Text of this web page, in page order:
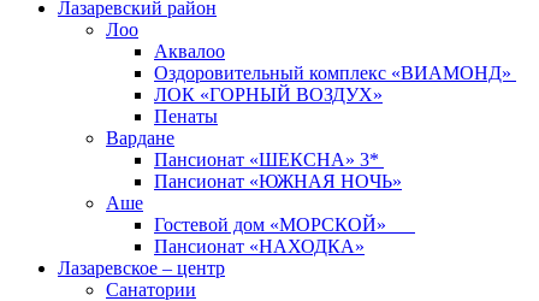
Лазаревский район
Лоо
Аквалоо
Оздоровительный комплекс «ВИАМОНД»
ЛОК «ГОРНЫЙ ВОЗДУХ»
Пенаты
Вардане
Пансионат «ШЕКСНА» 3*
Пансионат «ЮЖНАЯ НОЧЬ»
Аше
Гостевой дом «МОРСКОЙ»
Пансионат «НАХОДКА»
Лазаревское – центр
Санатории